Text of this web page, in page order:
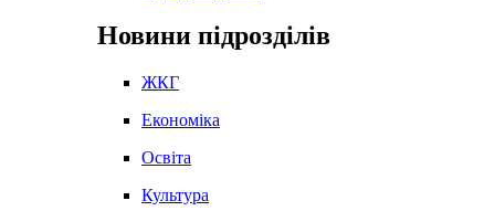
Новини підрозділів
ЖКГ
Економіка
Освіта
Культура